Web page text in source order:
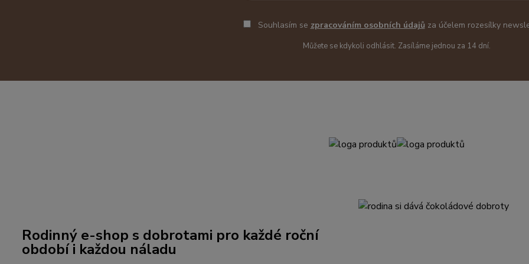
Souhlasím se zpracováním osobních údajů za účelem rozesílky
Můžete se kdykoli odhlásit. Zasíláme jednou za 14 dní.
Rodinný e-shop s dobrotami pro každé roční
období i každou náladu